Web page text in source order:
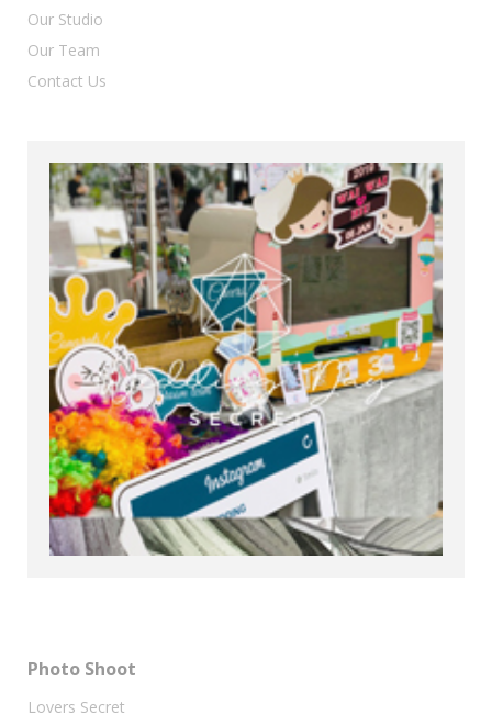
Our Studio
Our Team
Contact Us
Photo Shoot
Lovers Secret